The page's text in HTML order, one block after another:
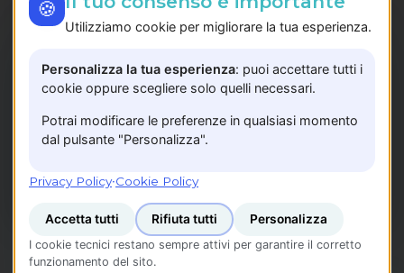
Lavora con noi
Privacy Policy
Registrati
P.IVA: 05783240657
🍪
Utilizziamo cookie per migliorare la tua esperienza.
Personalizza la tua esperienza: puoi accettare tutti i
cookie oppure scegliere solo quelli necessari.
Potrai modificare le preferenze in qualsiasi momento
dal pulsante "Personalizza".
Privacy Policy·Cookie Policy
Accetta tutti Rifiuta tutti Personalizza
I cookie tecnici restano sempre attivi per garantire il corretto
funzionamento del sito.